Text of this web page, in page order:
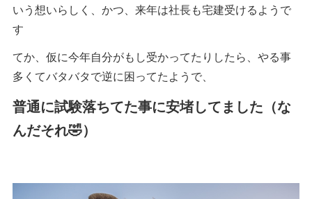
いう想いらしく、かつ、来年は社長も宅建受けるようで
す
てか、仮に今年自分がもし受かってたりしたら、やる事
多くてバタバタで逆に困ってたようで、
普通に試験落ちてた事に安堵してました（な
んだそれ🤣）